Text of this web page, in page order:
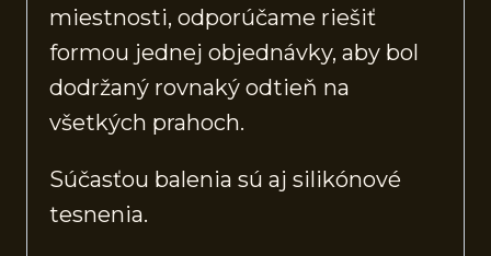
miestnosti, odporúčame riešiť
formou jednej objednávky, aby bol
dodržaný rovnaký odtieň na
všetkých prahoch.
Súčasťou balenia sú aj silikónové
tesnenia.